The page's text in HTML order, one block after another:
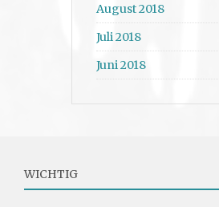
August 2018
Juli 2018
Juni 2018
WICHTIG